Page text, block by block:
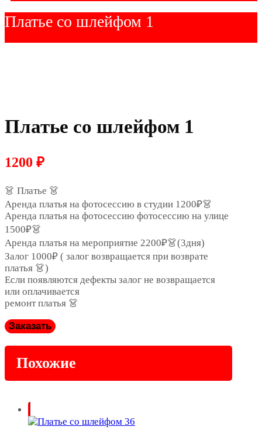
Платье со шлейфом 1
Платье со шлейфом 1
1200 ₽
👗 Платье 👗
Аренда платья на фотосессию в студии 1200₽👗
Аренда платья на фотосессию фотосессию на улице
1500₽👗
Аренда платья на мероприятие 2200₽👗(3дня)
Залог 1000₽ ( залог возвращается при возврате
платья 👗)
Если появляются дефекты залог не возвращается
или оплачивается
ремонт платья 👗
Заказать
Похожие